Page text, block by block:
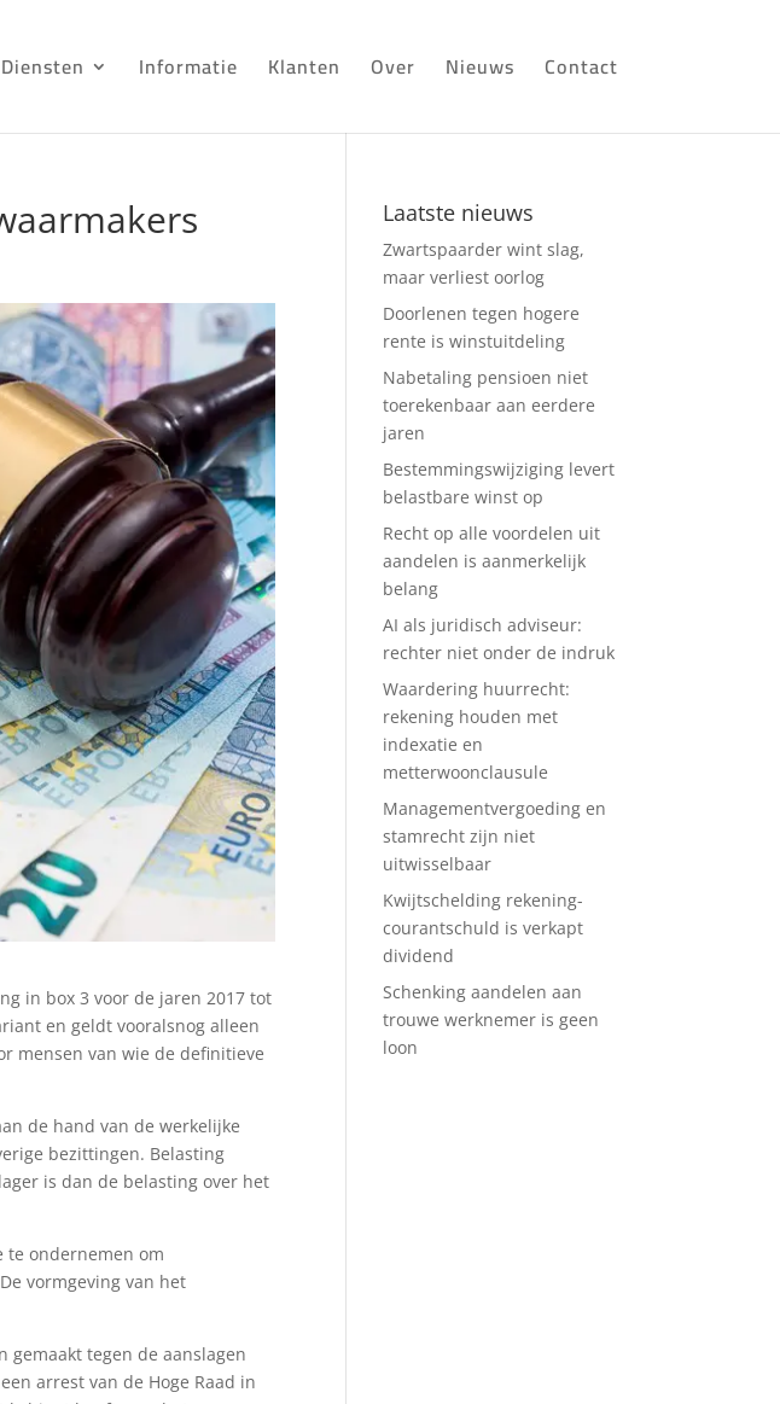
Diensten Informatie Klanten Over Nieuws Contact
in box 3 voor de jaren 2017 tot
en geldt vooralsnog alleen
mensen van wie de definitieve
de hand van de werkelijke
bezittingen. Belasting
is dan de belasting over het
te ondernemen om
vormgeving van het
tegen de aanslagen
arrest van de Hoge Raad in
Laatste nieuws
Zwartspaarder wint slag,
maar verliest oorlog
Doorlenen tegen hogere
rente is winstuitdeling
Nabetaling pensioen niet
toerekenbaar aan eerdere
jaren
Bestemmingswijziging levert
belastbare winst op
Recht op alle voordelen uit
aandelen is aanmerkelijk
belang
AI als juridisch adviseur:
rechter niet onder de indruk
Waardering huurrecht:
rekening houden met
indexatie en
metterwoonclausule
Managementvergoeding en
stamrecht zijn niet
uitwisselbaar
Kwijtschelding rekening-
courantschuld is verkapt
dividend
Schenking aandelen aan
trouwe werknemer is geen
loon